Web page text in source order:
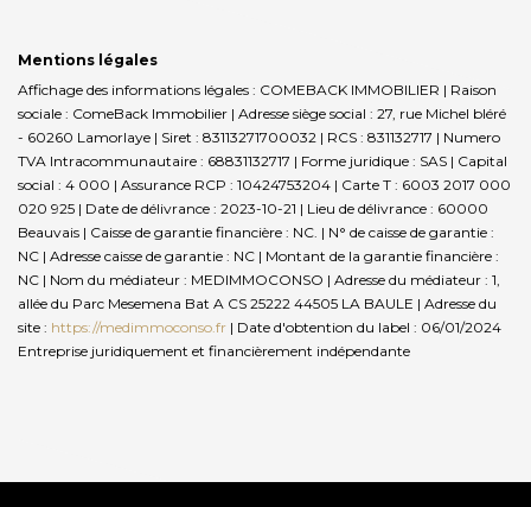
Mentions légales
Affichage des informations légales : COMEBACK IMMOBILIER | Raison
sociale : ComeBack Immobilier | Adresse siège social : 27, rue Michel bléré
- 60260 Lamorlaye | Siret : 83113271700032 | RCS : 831132717 | Numero
TVA Intracommunautaire : 68831132717 | Forme juridique : SAS | Capital
social : 4 000 | Assurance RCP : 10424753204 | Carte T : 6003 2017 000
020 925 | Date de délivrance : 2023-10-21 | Lieu de délivrance : 60000
Beauvais | Caisse de garantie financière : NC. | N° de caisse de garantie :
NC | Adresse caisse de garantie : NC | Montant de la garantie financière :
NC | Nom du médiateur : MEDIMMOCONSO | Adresse du médiateur : 1,
allée du Parc Mesemena Bat A CS 25222 44505 LA BAULE | Adresse du
site : https://medimmoconso.fr | Date d'obtention du label : 06/01/2024
Entreprise juridiquement et financièrement indépendante